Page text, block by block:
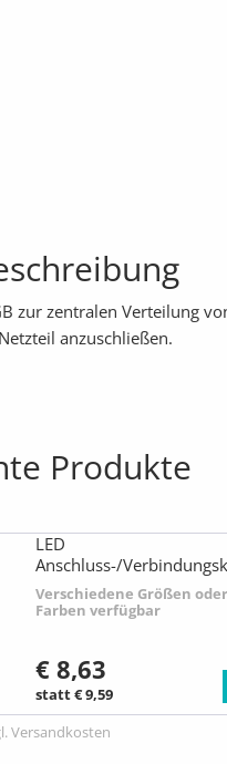
zur zentralen Verteilung
anzuschließen.
Produkte
LED
Anschluss-/
RGB
Verschiedene Größen oder
Farben verfügbar
€ 8,63
statt € 9,59
Versandkosten